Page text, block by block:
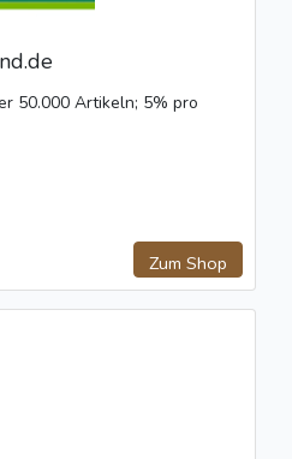
50.000 Artikeln; 5% pro
Zum Shop